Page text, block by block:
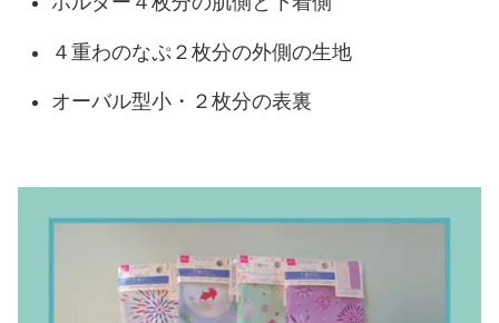
４重わのなぷ２枚分の外側の生地
オーバル型小・２枚分の表裏